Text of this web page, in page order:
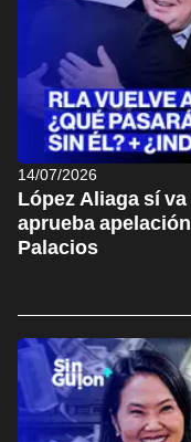
14/07/2026
López Aliaga sí
aprueba
Palacios